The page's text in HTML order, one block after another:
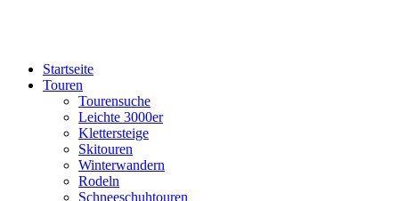
Startseite
Touren
Tourensuche
Leichte 3000er
Klettersteige
Skitouren
Winterwandern
Rodeln
Schneeschuhtouren